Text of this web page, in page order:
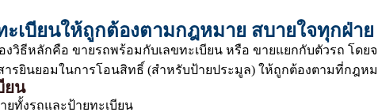
เบียนให้ถูกต้องตามกฎหมาย สบายใจทุกฝ่าย
งวิธีหลักคือ ขายรถพร้อมกับเลขทะเบียน หรือ ขายแยกกับตัวรถ โ
รยินยอมในการโอนสิทธิ์ (สำหรับป้ายประมูล) ให้ถูกต้องตามที่กฎห
ยน
ทั้งรถและป้ายทะเบียน